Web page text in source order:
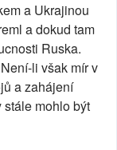
a Ukrajinou
a dokud tam
Ruska.
li však mír v
a zahájení
mohlo být